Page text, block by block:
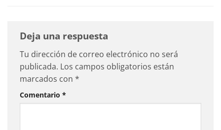
Deja una respuesta
Tu dirección de correo electrónico no será
publicada. Los campos obligatorios están
marcados con *
Comentario *